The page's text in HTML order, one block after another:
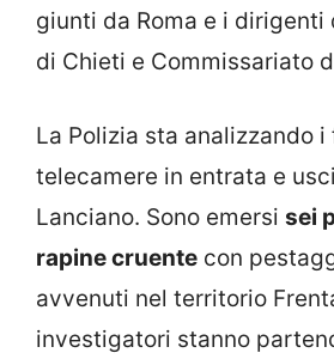
giunti da Roma e i dirigenti
di Chieti e Commissariato
La Polizia sta analizzando
telecamere in entrata e
Lanciano. Sono emersi sei
rapine cruente con
avvenuti nel territorio
investigatori stanno